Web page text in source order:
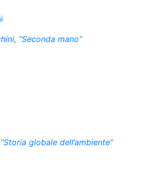
“Seconda mano”
globale dell’ambiente”